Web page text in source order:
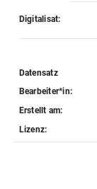
Digitalisat:
Datensatz
Bearbeiter*in:
Erstellt am:
Lizenz: